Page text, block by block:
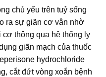
chủ yếu trên tuỷ sống
ra sự giãn cơ vân nhờ
cơ thông qua hệ thống ly
giãn mạch của thuốc
hydrochloride
cắt đứt vòng xoắn bệnh